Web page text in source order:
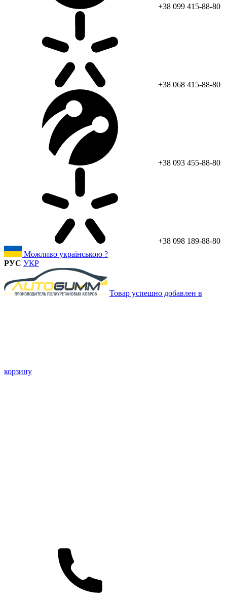
+38 099 415-88-80
+38 068 415-88-80
+38 093 455-88-80
+38 098 189-88-80
Можливо українською ?
РУС УКР
Товар успешно добавлен в
корзину